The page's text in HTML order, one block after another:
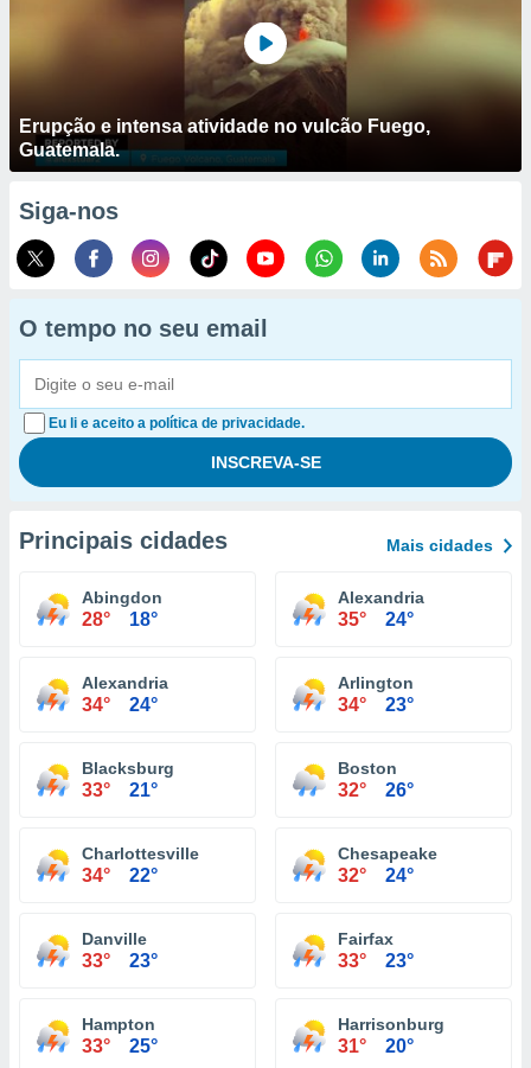
Erupção e intensa atividade no vulcão Fuego,
Guatemala.
Siga-nos
O tempo no seu email
Eu li e aceito a política de privacidade.
Principais cidades Mais cidades
Abingdon
28° 18°
Alexandria
35° 24°
Alexandria
34° 24°
Arlington
34° 23°
Blacksburg
33° 21°
Boston
32° 26°
Charlottesville
34° 22°
Chesapeake
32° 24°
Danville
33° 23°
Fairfax
33° 23°
Hampton
33° 25°
Harrisonburg
31° 20°